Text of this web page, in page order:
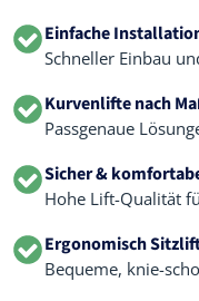
Einfache
Schneller Einbau
Kurvenlifte nach
Passgenaue
Sicher &
Hohe Lift-Qualität
Ergonomisch
Bequeme, knie-